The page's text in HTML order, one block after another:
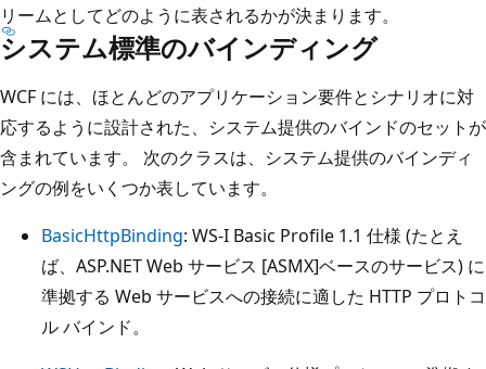
リームとしてどのように表されるかが決まります。
システム標準のバインディング
WCF には、ほとんどのアプリケーション要件とシナリオに対
応するように設計された、システム提供のバインドのセットが
含まれています。 次のクラスは、システム提供のバインディ
ングの例をいくつか表しています。
BasicHttpBinding: WS-I Basic Profile 1.1 仕様 (たとえ
ば、ASP.NET Web サービス [ASMX]ベースのサービス) に
準拠する Web サービスへの接続に適した HTTP プロトコ
ル バインド。